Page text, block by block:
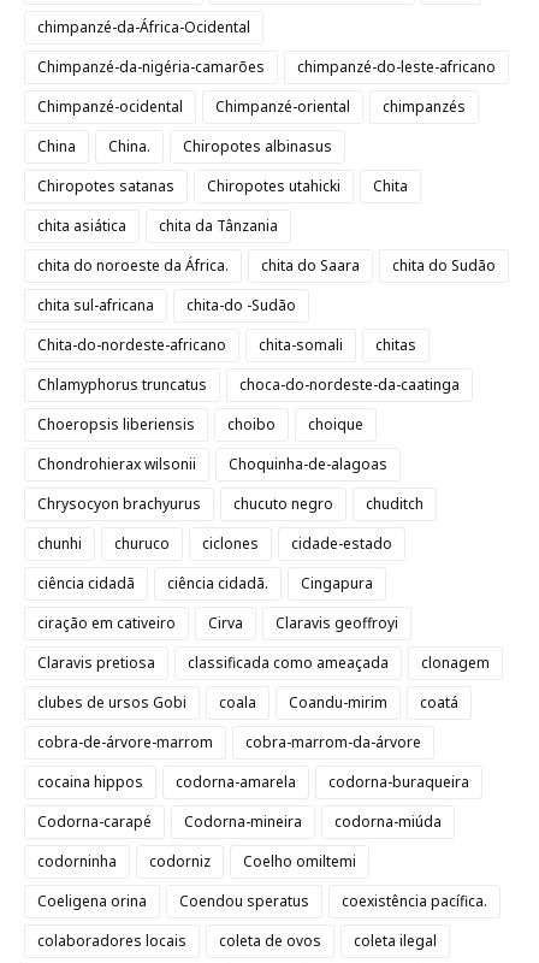
chimpanzé-da-África-Ocidental
Chimpanzé-da-nigéria-camarões
chimpanzé-do-leste-africano
Chimpanzé-ocidental
Chimpanzé-oriental
chimpanzés
China
China.
Chiropotes albinasus
Chiropotes satanas
Chiropotes utahicki
Chita
chita asiática
chita da Tânzania
chita do noroeste da África.
chita do Saara
chita do Sudão
chita sul-africana
chita-do -Sudão
Chita-do-nordeste-africano
chita-somali
chitas
Chlamyphorus truncatus
choca-do-nordeste-da-caatinga
Choeropsis liberiensis
choibo
choique
Chondrohierax wilsonii
Choquinha-de-alagoas
Chrysocyon brachyurus
chucuto negro
chuditch
chunhi
churuco ciclones
cidade-estado
ciência cidadã
ciência cidadã.
Cingapura
ciração em cativeiro
Cirva
Claravis geoffroyi
Claravis pretiosa
classificada como ameaçada
clonagem
clubes de ursos Gobi
coala Coandu-mirim
coatá
cobra-de-árvore-marrom
cobra-marrom-da-árvore
cocaina hippos
codorna-amarela
codorna-buraqueira
Codorna-carapé
Codorna-mineira
codorna-miúda
codorninha
codorniz
Coelho omiltemi
Coeligena orina
Coendou speratus
coexistência pacífica.
colaboradores locais
coleta de ovos
coleta ilegal